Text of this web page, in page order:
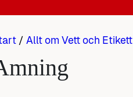
/ Allt om Vett och Etikett